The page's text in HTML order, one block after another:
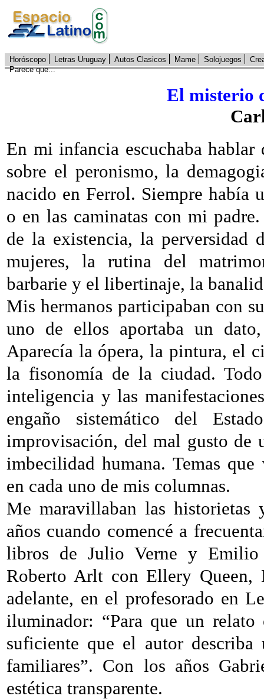
Horóscopo Letras Uruguay Autos Clasicos Mame Solojuegos
Parece que...
El misterio
En mi infancia escuchaba
sobre el peronismo, la
nacido en Ferrol. Siempre había
o en las caminatas con mi
de la existencia, la perversidad
mujeres, la rutina del
barbarie y el libertinaje, la
Mis hermanos participaban con
uno de ellos aportaba un
Aparecía la ópera, la pintura, el
la fisonomía de la ciudad.
inteligencia y las
engaño sistemático del
improvisación, del mal gusto
imbecilidad humana. Temas
en cada uno de mis columnas.
Me maravillaban las
años cuando comencé a
libros de Julio Verne y Emilio
Roberto Arlt con Ellery Queen,
adelante, en el profesorado en
iluminador: “Para que un
suficiente que el autor
familiares”. Con los años
estética transparente.